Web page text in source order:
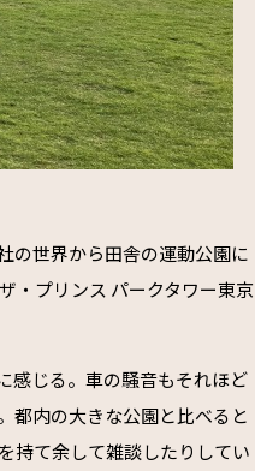
の世界から田舎の運動公園に
・プリンス パークタワー東京
感じる。車の騒音もそれほど
都内の大きな公園と比べると
持て余して雑談したりしてい